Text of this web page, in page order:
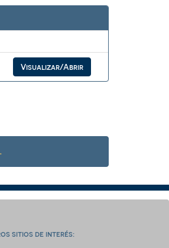
Visualizar/Abrir
sitios de interés: